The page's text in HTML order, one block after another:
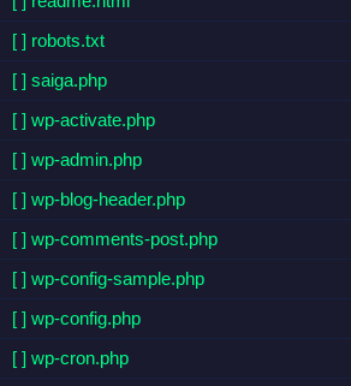
[ ] robots.txt
[ ] saiga.php
[ ] wp-activate.php
[ ] wp-admin.php
[ ] wp-blog-header.php
[ ] wp-comments-post.php
[ ] wp-config-sample.php
[ ] wp-config.php
[ ] wp-cron.php